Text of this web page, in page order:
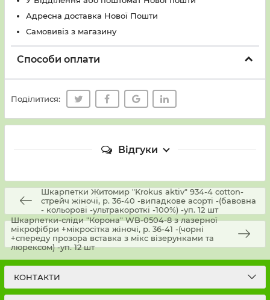
Адресна доставка Нової Пошти
Самовивіз з магазину
Способи оплати
Поділитися:
Відгуки
Шкарпетки Житомир "Krokus aktiv" 934-4 cotton-
стрейч жіночі, р. 36-40 -випадкове асорті -(бавовна
- кольорові -ультракороткі -100%) -уп. 12 шт
Шкарпетки-сліди "Корона" WB-0504-8 з лазерної
мікрофібри +мікросітка жіночі, р. 36-41 -(чорні
+спереду прозора вставка з мікс візерунками та
люрексом) -уп. 12 шт
КОНТАКТИ